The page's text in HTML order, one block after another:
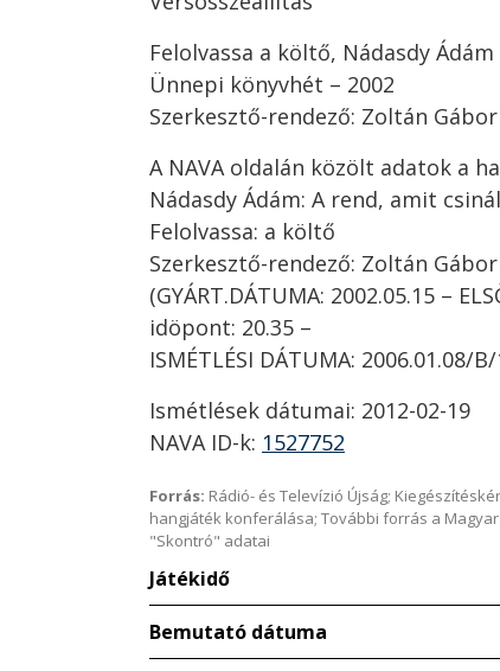
Felolvassa a költő, Nádasdy Ádám
Ünnepi könyvhét – 2002
Szerkesztő-rendező: Zoltán Gábor
A NAVA oldalán közölt adatok a
Nádasdy Ádám: A rend, amit
Felolvassa: a költő
Szerkesztő-rendező: Zoltán Gábor
(GYÁRT.DÁTUMA: 2002.05.15 –
idöpont: 20.35 –
ISMÉTLÉSI DÁTUMA: 2006.01.08/
Ismétlések dátumai: 2012-02-19
NAVA ID-k: 1527752
Forrás: Rádió- és Televízió Újság;
hangjáték konferálása; További forrás a
"Skontró" adatai
Játékidő
Bemutató dátuma